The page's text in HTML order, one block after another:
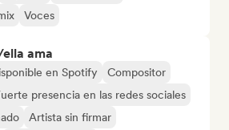
Voces
ama
en Spotify
Compositor
presencia en las redes sociales
Artista sin firmar